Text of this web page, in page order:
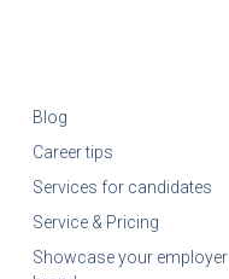
Blog
Career tips
Services for candidates
Service & Pricing
Showcase your employer